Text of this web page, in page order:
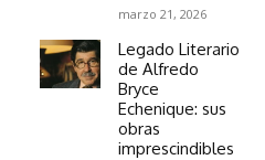
marzo 21, 2026
Legado Literario
de Alfredo
Bryce
Echenique: sus
obras
imprescindibles